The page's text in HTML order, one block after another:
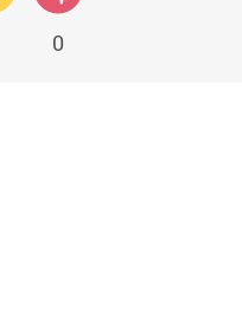
0